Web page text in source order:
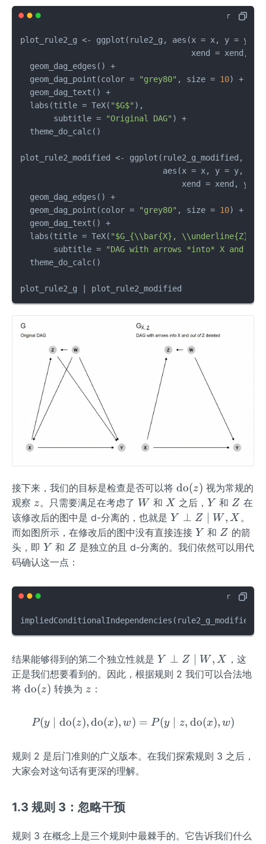
plot_rule2_g <- ggplot ( rule2_g , aes (x = x, y = y
                                    xend
= xend ,
  geom_dag_edges
( )
+
  geom_dag_point
(color = "grey80" , size = 10)
+
  geom_dag_text
( )
+
  labs
(title = TeX( "$G$" ) ,
       subtitle
= "Original DAG" )
+
  theme_do_calc
( )
plot_rule2_modified <- ggplot ( rule2_g_modified ,
                              aes
(x = x, y = y,
                                  xend
= xend ,
  geom_dag_edges
( )
+
  geom_dag_point
(color = "grey80" , size = 10)
+
  geom_dag_text
( )
+
  labs
(title = TeX( "$G_{\\bar{X}, \\underline{Z}}$"
       subtitle
=
"DAG with arrows *into* X and
  theme_do_calc
( )
plot_rule2_g plot_rule2_modified
接下来，我们的目标是检查是否可以将 \o
pe
ra
to
rn
a
(z)
do(z) 视为常规的
观察 z
z。只需要满足在考虑了 W
W 和 X
X 之后，Y
Y 和 Z
Z 在
该修改后的图中是 d-分离的，也就是 Y
\p
erp
id
Y ⊥ Z ∣ W , X 。
而如图所示，在修改后的图中没有直接连接 Y
Y 和 Z
Z 的箭
头，即 Y
Y 和 Z
Z 是独立的且 d-分离的。我们依然可以用代
码确认这一点：
impliedConditionalIndependencies ( rule2_g_modified
结果能够得到的第二个独立性就是 Y
\p
id
X
Y ⊥ Z ∣ W , X
，这
正是我们想要看到的。因此，根据规则 2 我们可以合法地
将 \o
ra
to
a
m
o}
do(z) 转换为 z
z ：
P(y \mid
P(y ∣ do(z),do(x), w) = P (y ∣ z, do(x), w)
规则 2 是后门准则的广义版本。在我们探索规则 3 之后，
大家会对这句话有更深的理解。
1.3 规则 3：忽略干预
规则 3 在概念上是三个规则中最棘手的。它告诉我们什么